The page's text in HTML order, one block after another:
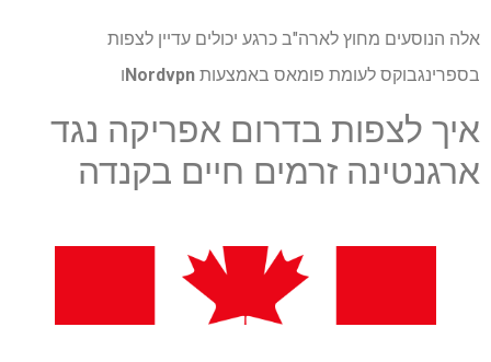
אלה הנוסעים מחוץ לארה"ב כרגע יכולים עדיין לצפות
בספרינגבוקס לעומת פומאס באמצעות Nordvpn ו
איך לצפות בדרום אפריקה נגד
ארגנטינה זרמים חיים בקנדה